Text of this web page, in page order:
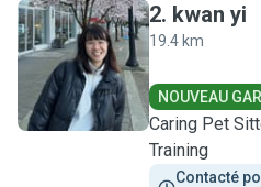
K
2. kwan yi
19.4 km
NOUVEAU
Caring Pet
Training
Contacté